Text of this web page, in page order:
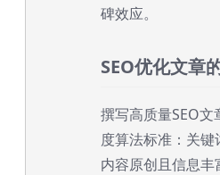
碑效应。
SEO优化文章
撰写高质量SEO
度算法标准：关键
内容原创且信息